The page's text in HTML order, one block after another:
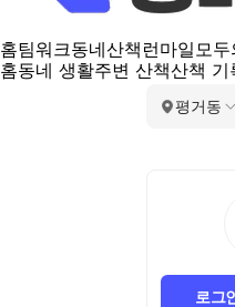
홈팀워크동네산책 런마일모두
홈동네 생활주변 산책산책 기
평거동
로그